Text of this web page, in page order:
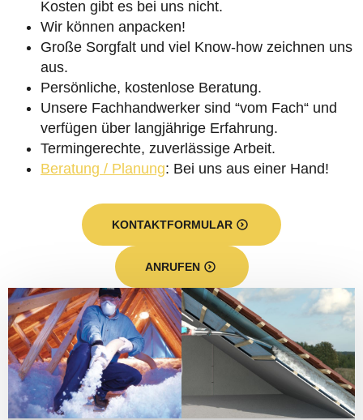
Kosten gibt es bei uns nicht.
Wir können anpacken!
Große Sorgfalt und viel Know-how zeichnen uns
aus.
Persönliche, kostenlose Beratung.
Unsere Fachhandwerker sind “vom Fach“ und
verfügen über langjährige Erfahrung.
Termingerechte, zuverlässige Arbeit.
Beratung / Planung: Bei uns aus einer Hand!
KONTAKTFORMULAR
ANRUFEN